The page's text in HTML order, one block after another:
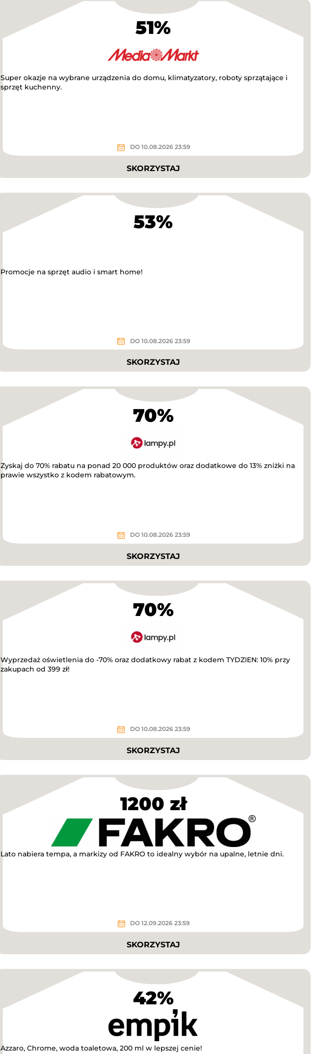
51%
Super okazje na wybrane urządzenia do domu, klimatyzatory, roboty sprzątające i
sprzęt kuchenny.
DO 10.08.2026 23:59
SKORZYSTAJ
53%
Promocje na sprzęt audio i smart home!
DO 10.08.2026 23:59
SKORZYSTAJ
70%
Zyskaj do 70% rabatu na ponad 20 000 produktów oraz dodatkowe do 13% zniżki na
prawie wszystko z kodem rabatowym.
DO 10.08.2026 23:59
SKORZYSTAJ
70%
Wyprzedaż oświetlenia do -70% oraz dodatkowy rabat z kodem TYDZIEN: 10% przy
zakupach od 399 zł!
DO 10.08.2026 23:59
SKORZYSTAJ
1200 zł
Lato nabiera tempa, a markizy od FAKRO to idealny wybór na upalne, letnie dni.
DO 12.09.2026 23:59
SKORZYSTAJ
42%
Azzaro, Chrome, woda toaletowa, 200 ml w lepszej cenie!